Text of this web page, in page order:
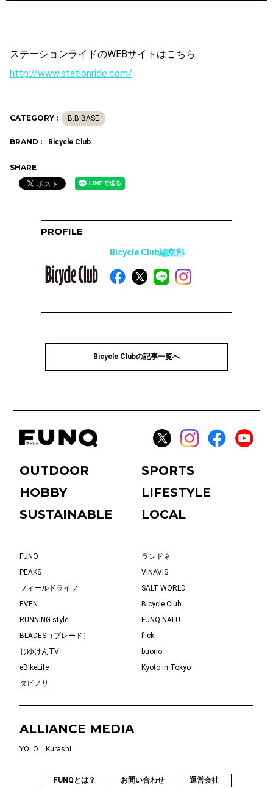
ステーションライドのWEBサイトはこちら
http://www.stationride.com/
CATEGORY : B.B.BASE
BRAND : Bicycle Club
SHARE
PROFILE
Bicycle Club編集部
Bicycle Clubの記事一覧へ
OUTDOOR
SPORTS
HOBBY
LIFESTYLE
SUSTAINABLE
LOCAL
FUNQ
ランドネ
PEAKS
VINAVIS
フィールドライフ
SALT WORLD
EVEN
Bicycle Club
RUNNING style
FUNQ NALU
BLADES（ブレード）
flick!
じゆけんTV
buono
eBikeLife
Kyoto in Tokyo
タビノリ
ALLIANCE MEDIA
YOLO Kurashi
FUNQとは？ お問い合わせ 運営会社